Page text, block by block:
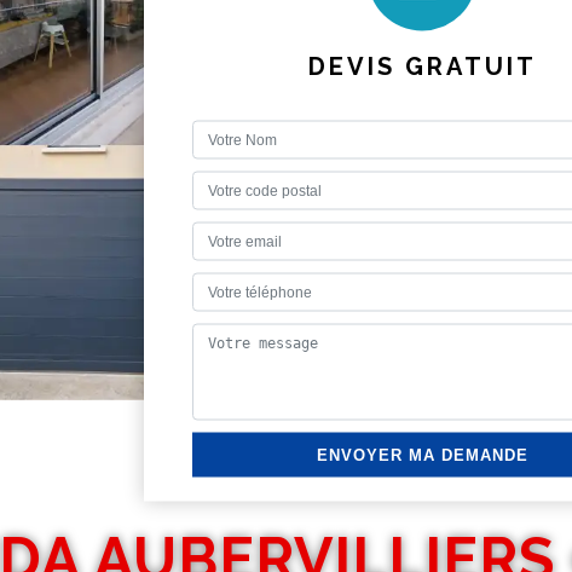
DEVIS GRATUIT